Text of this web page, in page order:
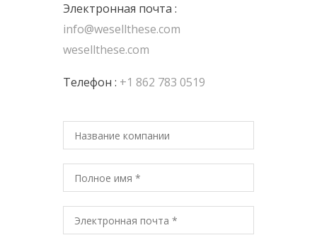
Электронная почта :
info@wesellthese.com
wesellthese.com
Телефон : +1 862 783 0519